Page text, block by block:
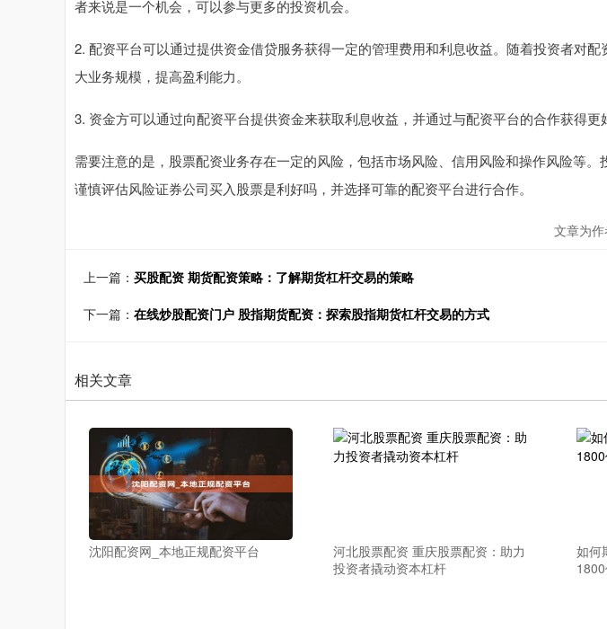
者来说是一个机会，可以参与更多的投资机会。
2. 配资平台可以通过提供资金借贷服务获得一定的管理费用和利息收益。随着投资者对
大业务规模，提高盈利能力。
3. 资金方可以通过向配资平台提供资金来获取利息收益，并通过与配资平台的合作获得更
需要注意的是，股票配资业务存在一定的风险，包括市场风险、信用风险和操作风险等
谨慎评估风险证券公司买入股票是利好吗，并选择可靠的配资平台进行合作。
文章为
上一篇： 买股配资 期货配资策略：了解期货杠杆交易的策略
下一篇： 在线炒股配资门户 股指期货配资：探索股指期货杠杆交易的方式
相关文章
沈阳配资网_本地正规配资平台
河北股票配资 重庆股票配资：助力
投资者撬动资本杠杆
如何